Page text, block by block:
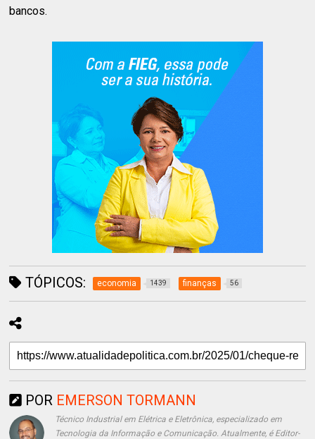
bancos.
TÓPICOS: economia 1439 finanças 56
POR EMERSON TORMANN
Técnico Industrial em Elétrica e Eletrônica, especializado em
Tecnologia da Informação e Comunicação. Atualmente, é Editor-